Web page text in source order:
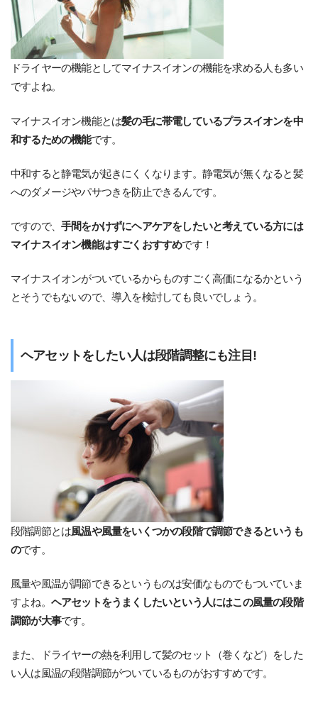
ドライヤーの機能としてマイナスイオンの機能を求める人も多い
ですよね。
マイナスイオン機能とは髪の毛に帯電しているプラスイオンを中
和するための機能です。
中和すると静電気が起きにくくなります。静電気が無くなると髪
へのダメージやパサつきを防止できるんです。
ですので、 手間をかけずにヘアケアをしたいと考えている方には
マイナスイオン機能はすごくおすすめです！
マイナスイオンがついているからものすごく高価になるかという
とそうでもないので、導入を検討しても良いでしょう。
ヘアセットをしたい人は段階調整にも注目!
段階調節とは風温や風量をいくつかの段階で調節できるというも
のです。
風量や風温が調節できるというものは安価なものでもついていま
すよね。 ヘアセットをうまくしたいという人にはこの風量の段階
調節が大事です。
また、ドライヤーの熱を利用して髪のセット（巻くなど）をした
い人は風温の段階調節がついているものがおすすめです。